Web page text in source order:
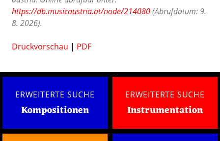
https://db.musicaustria.at/node/214080(Abrufdatum: 9.
8. 2026).
Druckvorschau | PDF
ERWEITERTE SUCHE
Kompositionen
ERWEITERTE SUCHE
Instrumentation